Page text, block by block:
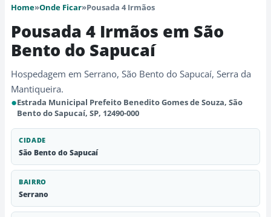
Home»Onde Ficar»Pousada 4 Irmãos
Pousada 4 Irmãos em São
Bento do Sapucaí
Hospedagem em Serrano, São Bento do Sapucaí, Serra da
Mantiqueira.
●Estrada Municipal Prefeito Benedito Gomes de Souza, São
Bento do Sapucaí, SP, 12490-000
CIDADE
São Bento do Sapucaí
BAIRRO
Serrano